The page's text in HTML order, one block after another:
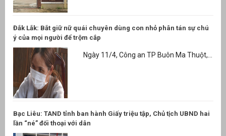
Đắk Lắk: Bắt giữ nữ quái chuyên dùng con nhỏ phân tán sự chú
ý của mọi người để trộm cắp
Ngày 11/4, Công an TP Buôn Ma Thuột,...
Bạc Liêu: TAND tỉnh ban hành Giấy triệu tập, Chủ tịch UBND hai
lần “né” đối thoại với dân